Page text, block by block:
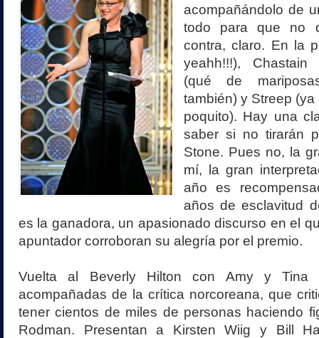
acompañándolo de
todo para que no
contra, claro. En la
yeahh!!!), Chastain
(qué de
también) y Streep
poquito). Hay una
saber si no tirarán
Stone. Pues no, la
mí, la gran
año es
años de esclavitud
es la ganadora, un apasionado discurso en el
apuntador corroboran su alegría por el premio.
Vuelta al Beverly Hilton con Amy y Tina
acompañadas de la crítica norcoreana, que
tener cientos de miles de personas haciendo
Rodman. Presentan a Kirsten Wiig y Bill